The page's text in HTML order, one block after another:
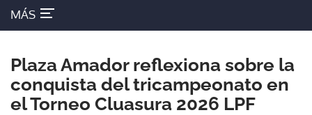
MÁS
Plaza Amador reflexiona sobre la
conquista del tricampeonato en
el Torneo Cluasura 2026 LPF